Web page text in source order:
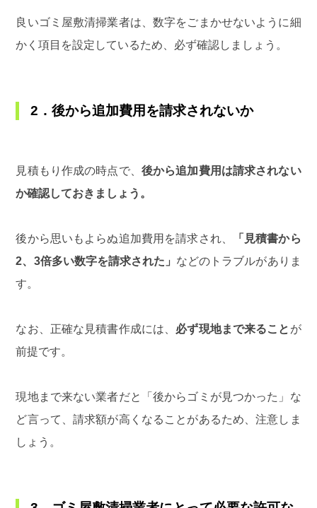
良いゴミ屋敷清掃業者は、数字をごまかせないように細
かく項目を設定しているため、必ず確認しましょう。
2．後から追加費用を請求されないか
見積もり作成の時点で、 後から追加費用は請求されない
か確認しておきましょう。
後から思いもよらぬ追加費用を請求され、
「見積書から
2、3倍多い数字を請求された」 などのトラブルがありま
す。
なお、正確な見積書作成には、 必ず現地まで来ること が
前提です。
現地まで来ない業者だと「後からゴミが見つかった」な
ど言って、請求額が高くなることがあるため、注意しま
しょう。